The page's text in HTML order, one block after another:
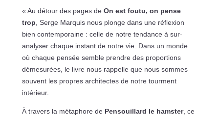
« Au détour des pages de On est foutu, on pense
trop , Serge Marquis nous plonge dans une réflexion
bien contemporaine : celle de notre tendance à sur-
analyser chaque instant de notre vie. Dans un monde
où chaque pensée semble prendre des proportions
démesurées, le livre nous rappelle que nous sommes
souvent les propres architectes de notre tourment
intérieur.
À travers la métaphore de Pensouillard le hamster, ce